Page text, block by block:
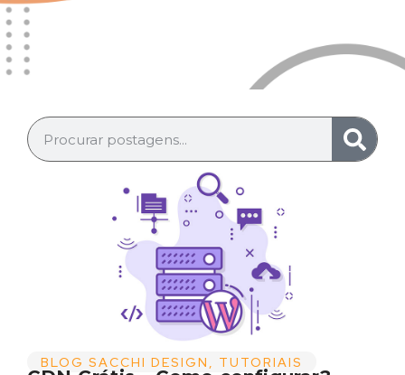
BLOG SACCHI DESIGN , TUTORIAIS